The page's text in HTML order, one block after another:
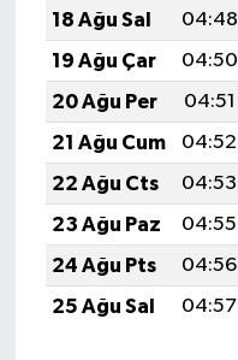
18 Ağu Sal
04:48
19 Ağu Çar
04:50
20 Ağu Per
04:51
21 Ağu Cum
04:52
22 Ağu Cts
04:53
23 Ağu Paz
04:55
24 Ağu Pts
04:56
25 Ağu Sal
04:57